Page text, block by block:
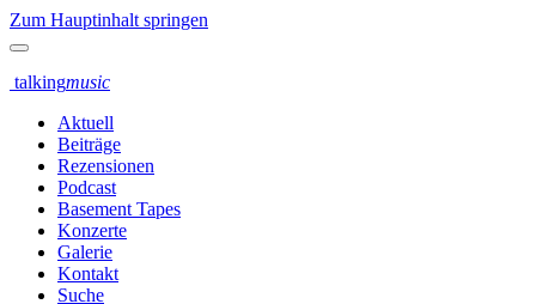
Zum Hauptinhalt springen
talkingmusic
Aktuell
Beiträge
Rezensionen
Podcast
Basement Tapes
Konzerte
Galerie
Kontakt
Suche